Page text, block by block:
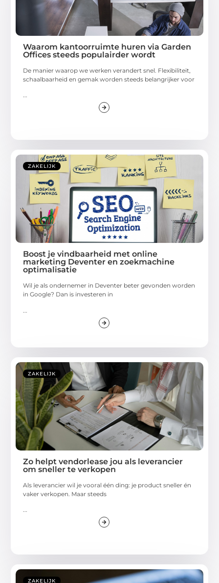
Waarom kantoorruimte huren via Garden
Offices steeds populairder wordt
De manier waarop we werken verandert snel. Flexibiliteit,
schaalbaarheid en gemak worden steeds belangrijker voor
...
ZAKELIJK
Boost je vindbaarheid met online
marketing Deventer en zoekmachine
optimalisatie
Wil je als ondernemer in Deventer beter gevonden worden
in Google? Dan is investeren in
ZAKELIJK
Zo helpt vendorlease jou als leverancier
om sneller te verkopen
Als leverancier wil je vooral één ding: je product sneller én
vaker verkopen. Maar steeds
...
ZAKELIJK